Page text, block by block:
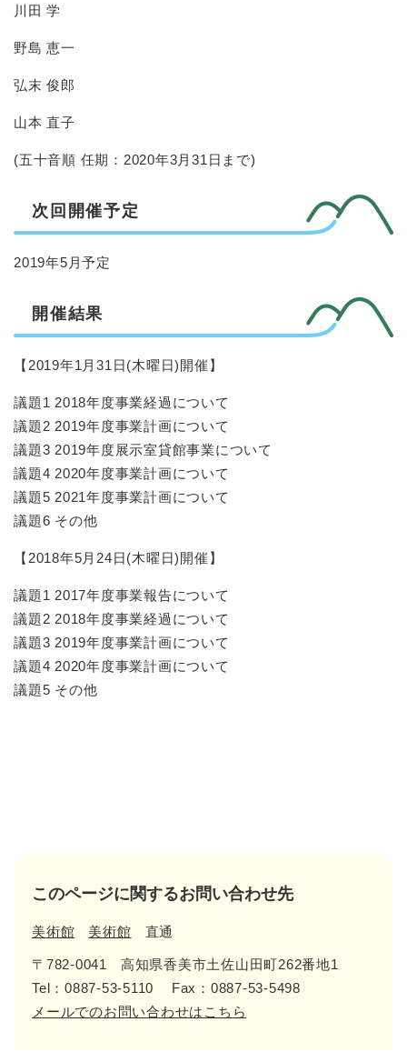
川田 学
野島 恵一
弘末 俊郎
山本 直子
(五十音順 任期：2020年3月31日まで)
次回開催予定
2019年5月予定
開催結果
【2019年1月31日(木曜日)開催】
議題1 2018年度事業経過について
議題2 2019年度事業計画について
議題3 2019年度展示室貸館事業について
議題4 2020年度事業計画について
議題5 2021年度事業計画について
議題6 その他
【2018年5月24日(木曜日)開催】
議題1 2017年度事業報告について
議題2 2018年度事業経過について
議題3 2019年度事業計画について
議題4 2020年度事業計画について
議題5 その他
このページに関するお問い合わせ先
美術館 美術館 直通
〒782-0041
高知県香美市土佐山田町262番地1
Tel：0887-53-5110
Fax：0887-53-5498
メールでのお問い合わせはこちら